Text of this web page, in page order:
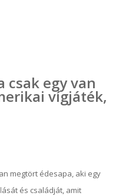
csak egy van
vígjáték,
megtört édesapa, aki egy
és családját, amit